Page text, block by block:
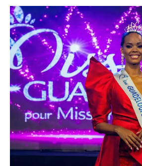
Antilles-
Guyane
Blog
Culture
Guadeloupe
Martinique
Musique
Outremer
Reportage